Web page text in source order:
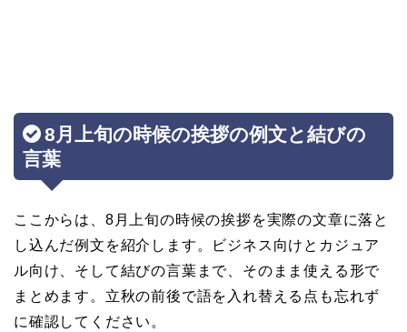
8月上旬の時候の挨拶の例文と結びの
言葉
ここからは、8月上旬の時候の挨拶を実際の文章に落と
し込んだ例文を紹介します。ビジネス向けとカジュア
ル向け、そして結びの言葉まで、そのまま使える形で
まとめます。立秋の前後で語を入れ替える点も忘れず
に確認してください。